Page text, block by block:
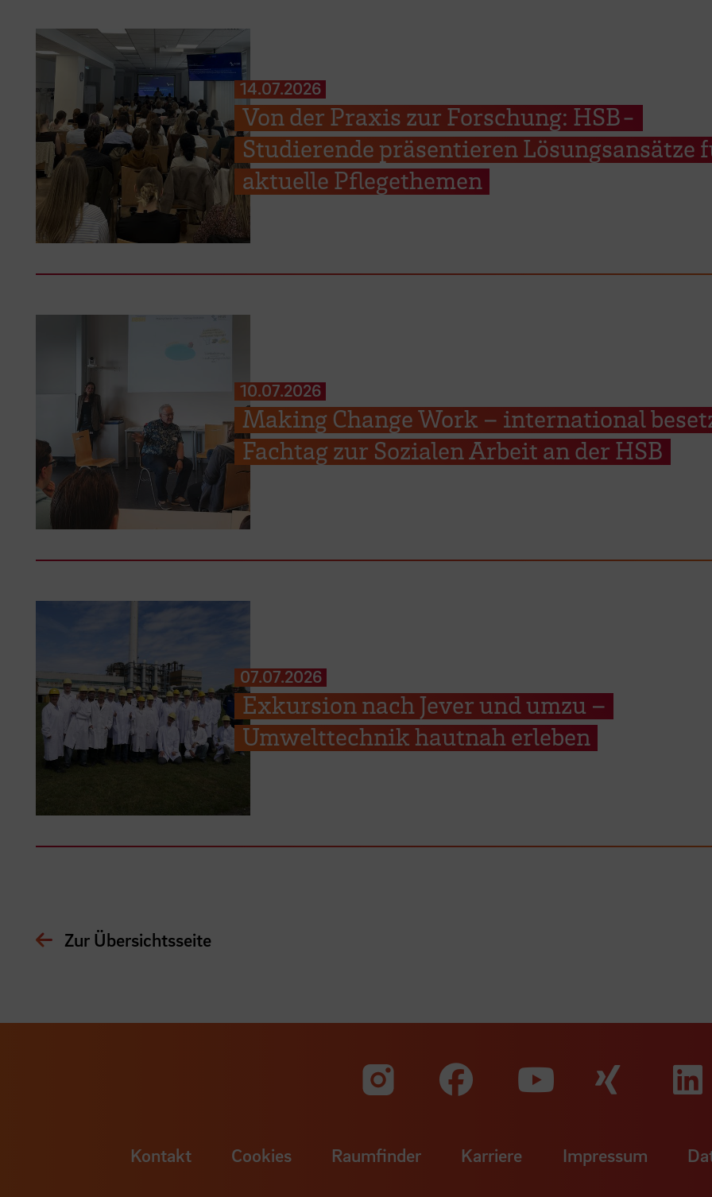
14.07.2026
Von der Praxis zur Forschung: HSB-
Studierende präsentieren Lösungsansätze
aktuelle Pflegethemen
10.07.2026
Making Change Work – international
Fachtag zur Sozialen Arbeit an der HSB
07.07.2026
Exkursion nach Jever und umzu –
Umwelttechnik hautnah erleben
Zur Übersichtsseite
Zu unserer
Zu
Kontakt Cookies Raumfinder Karriere Impressum